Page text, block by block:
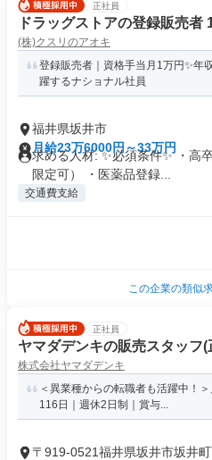
正社員
ドラッグストアの登録販売者
(株)クスリのアオキ
登録販売者｜資格手当月1万円✨年
躍するナショナル社員
福井県坂井市
月給23万6000円～33万円
求める人材: ✨必須条件✨ ・高
限定可） ・医薬品登録...
交通費支給
この企業の類似
正社員
ヤマダデンキの販売スタッフ(
株式会社ヤマダデンキ
＜異業種からの転職者も活躍中！
116日｜週休2日制｜賞与...
〒919-0521福井県坂井市坂井